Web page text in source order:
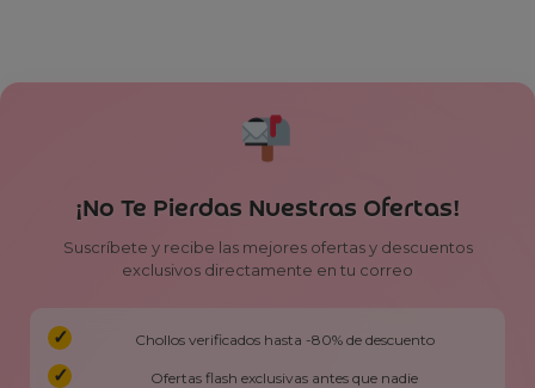
¡No Te Pierdas Nuestras Ofertas!
Suscríbete y recibe las mejores ofertas y descuentos
exclusivos directamente en tu correo
Chollos verificados hasta -80% de descuento
Ofertas flash exclusivas antes que nadie